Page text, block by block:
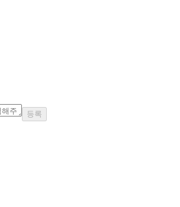
등록